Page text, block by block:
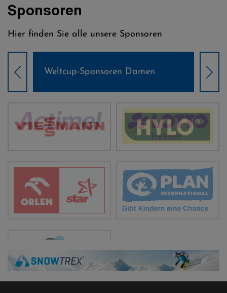
Sponsoren
Hier finden Sie alle unsere Sponsoren
Weltcup-Sponsoren Damen